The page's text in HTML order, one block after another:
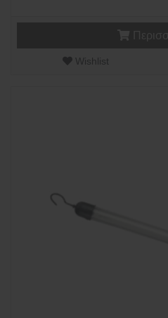
Wishlist